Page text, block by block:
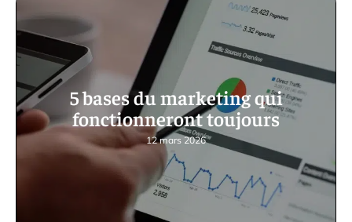
5 bases du marketing qui
fonctionneront toujours
12 mars 2026